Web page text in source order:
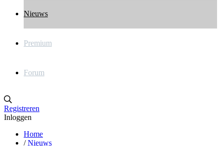
Nieuws
Premium
Forum
Registreren
Inloggen
Home
/ Nieuws